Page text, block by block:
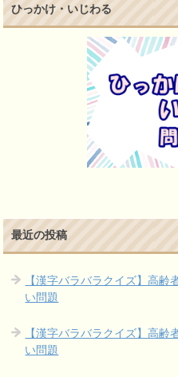
ひっかけ・いじわる
最近の投稿
【漢字バラバラクイズ】高
い問題
【漢字バラバラクイズ】高
い問題